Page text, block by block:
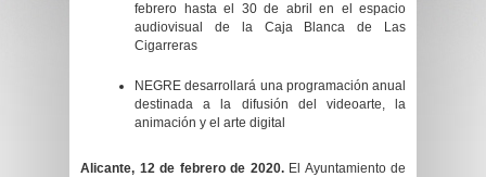
febrero hasta el 30 de abril en el espacio
audiovisual de la Caja Blanca de Las
Cigarreras
NEGRE desarrollará una programación anual
destinada a la difusión del videoarte, la
animación y el arte digital
Alicante, 12 de febrero de 2020.El Ayuntamiento de